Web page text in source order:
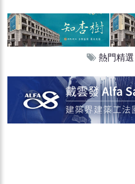
熱門精選